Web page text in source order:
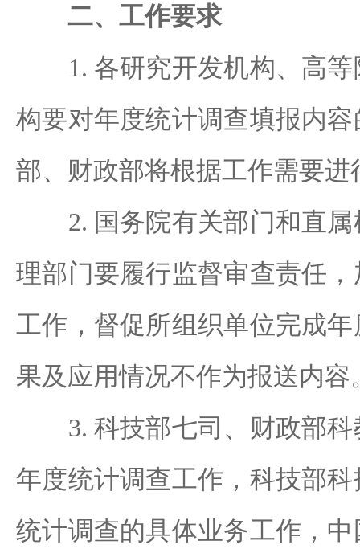
二、工作要求
1. 各研究开发机构、高等
构要对年度统计调查填报内
部、财政部将根据工作需要进
2. 国务院有关部门和直属
理部门要履行监督审查责任
工作，督促所组织单位完成
果及应用情况不作为报送内容
3. 科技部七司、财政部科
年度统计调查工作，科技部
统计调查的具体业务工作，